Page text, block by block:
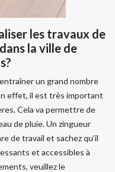
les travaux de
la ville de
un grand nombre
effet, il est très important
Cela va permettre de
de pluie. Un zingueur
de travail et sachez qu'il
et accessibles à
veuillez le